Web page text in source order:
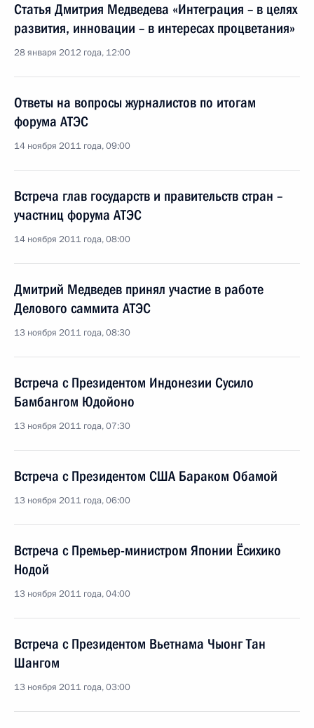
Статья Дмитрия Медведева «Интеграция – в целях
развития, инновации – в интересах процветания»
28 января 2012 года, 12:00
Ответы на вопросы журналистов по итогам
форума АТЭС
14 ноября 2011 года, 09:00
Встреча глав государств и правительств стран –
участниц форума АТЭС
14 ноября 2011 года, 08:00
Дмитрий Медведев принял участие в работе
Делового саммита АТЭС
13 ноября 2011 года, 08:30
Встреча с Президентом Индонезии Сусило
Бамбангом Юдойоно
13 ноября 2011 года, 07:30
Встреча с Президентом США Бараком Обамой
13 ноября 2011 года, 06:00
Встреча с Премьер-министром Японии Ёсихико
Нодой
13 ноября 2011 года, 04:00
Встреча с Президентом Вьетнама Чыонг Тан
Шангом
13 ноября 2011 года, 03:00